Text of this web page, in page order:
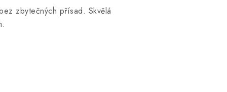
zbytečných přísad. Skvělá